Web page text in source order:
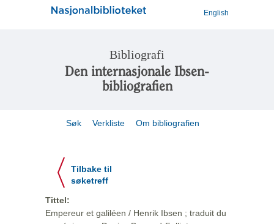
English
Bibliografi
Den internasjonale Ibsen-
bibliografien
Søk Verkliste Om bibliografien
Tilbake til
søketreff
Tittel:
Empereur et galiléen / Henrik Ibsen ; traduit du